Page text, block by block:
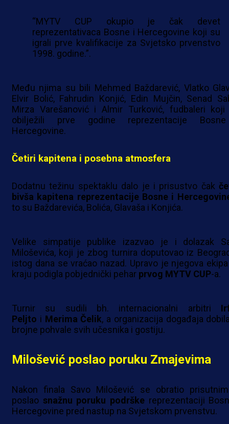
“MYTV CUP okupio je čak devet
reprezentativaca Bosne i Hercegovine koji su
igrali prve kvalifikacije za Svjetsko prvenstvo
1998. godine.”.
Među njima su bili Mehmed Baždarević, Vlatko
Elvir Bolić, Fahrudin Konjić, Edin Mujčin, Senad
Mirza Varešanović i Almir Turković, fudbaleri
obilježili prve godine reprezentacije
Hercegovine.
Četiri kapitena i posebna atmosfera
Dodatnu težinu spektaklu dalo je i prisustvo čak
bivša kapitena reprezentacije Bosne i
to su Baždarevića, Bolića, Glavaša i Konjića.
Velike simpatije publike izazvao je i dolazak
Miloševića, koji je zbog turnira doputovao iz
istog dana se vraćao nazad. Upravo je njegova
kraju podigla pobjednički pehar prvog MYTV CUP-a.
Turnir su sudili bh. internacionalni arbitri
Peljto i Merima Čelik, a organizacija događaja
brojne pohvale svih učesnika i gostiju.
Milošević poslao poruku Zmajevima
Nakon finala Savo Milošević se obratio
poslao snažnu poruku podrške reprezentaciji
Hercegovine pred nastup na Svjetskom prvenstvu.